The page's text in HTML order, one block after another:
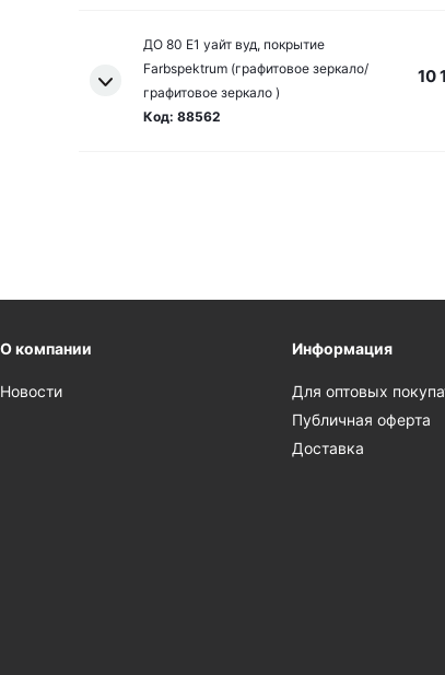
ДО 80 E1 уайт вуд, покрытие
Farbspektrum (графитовое зеркало/
графитовое зеркало )
Код: 88562
10
О компании
Новости
Информация
Для оптовых
Публичная оферта
Доставка